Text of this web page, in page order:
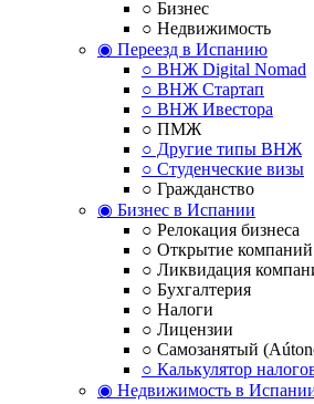
○ Бизнес
○ Недвижимость
◉ Переезд в Испанию
○ ВНЖ Digital Nomad
○ ВНЖ Стартап
○ ВНЖ Ивестора
○ ПМЖ
○ Другие типы ВНЖ
○ Студенческие визы
○ Гражданство
◉ Бизнес в Испании
○ Релокация бизнеса
○ Открытие компаний
○ Ликвидация
○ Бухгалтерия
○ Налоги
○ Лицензии
○ Самозанятый
○ Калькулятор
◉ Недвижимость в